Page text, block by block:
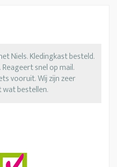
Niels. Kledingkast besteld.
snel op mail.
vooruit. Wij zijn zeer
bestellen.